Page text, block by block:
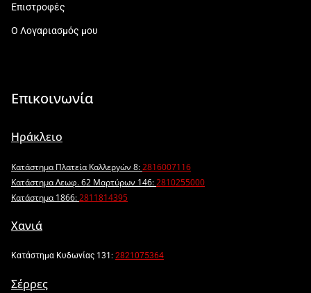
Επιστροφές
Ο Λογαριασμός μου
Επικοινωνία
Ηράκλειο
Κατάστημα Πλατεία Καλλεργών 8:2816007116
Κατάστημα Λεωφ. 62 Μαρτύρων 146:2810255000
Κατάστημα 1866:2811814395
Χανιά
Κατάστημα Κυδωνίας 131: 2821075364
Σέρρες